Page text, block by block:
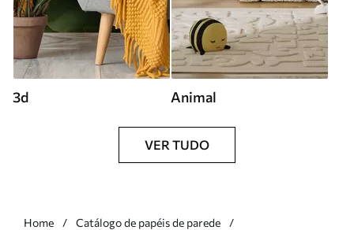
3d Animal
VER TUDO
Home
Catálogo de papéis de parede